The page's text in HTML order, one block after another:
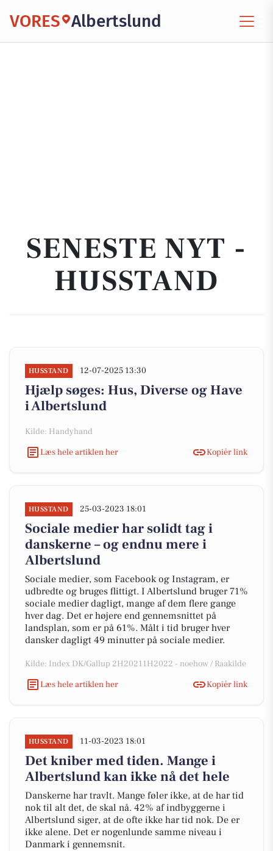
VORES Albertslund
SENESTE NYT -
HUSSTAND
HUSSTAND 12-07-2025 13:30
Hjælp søges: Hus, Diverse og Have
i Albertslund
Kilde: Handyhand
Læs hele artiklen her
Kopiér link
HUSSTAND 25-03-2023 18:01
Sociale medier har solidt tag i
danskerne – og endnu mere i
Albertslund
Sociale medier, som Facebook og Instagram, er
udbredte og bruges flittigt. I Albertslund bruger 71%
sociale medier dagligt, mange af dem flere gange
hver dag. Det er højere end gennemsnittet på
landsplan, som er på 61%. Målt i tid bruger hver
dansker dagligt 49 minutter på sociale medier.
Kilde: Index DK/Gallup 2H20211H2022 - noehow / Raakilde
Læs hele artiklen her
Kopiér link
HUSSTAND 11-03-2023 18:01
Det kniber med tiden. Mange i
Albertslund kan ikke nå det hele
Danskerne har travlt. Mange føler ikke, at de har tid
nok til alt det, de skal nå. 42% af indbyggerne i
Albertslund siger, at de ofte ikke har tid nok. De er
ikke alene. Det er nogenlunde samme niveau i
Danmark i gennemsnit.